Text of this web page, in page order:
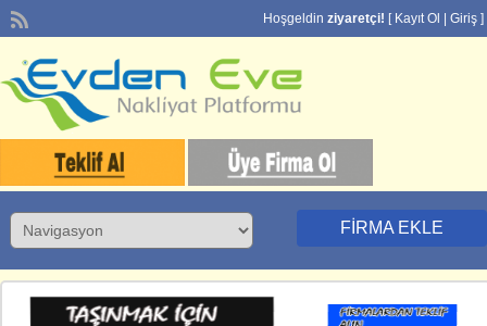
Hoşgeldin ziyaretçi! [ Kayıt Ol Giriş ]
FIRMA EKLE